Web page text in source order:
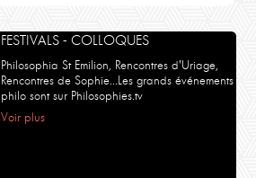
FESTIVALS - COLLOQUES
Philosophia St Emilion, Rencontres d'Uriage,
Rencontres de Sophie...Les grands événements
philo sont sur Philosophies.tv
Voir plus